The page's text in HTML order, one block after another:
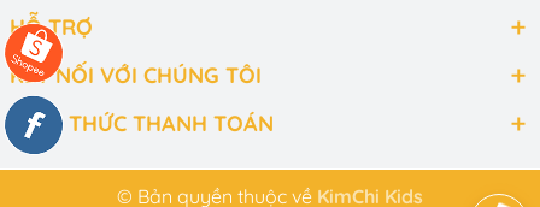
HỖ TRỢ
KẾT NỐI VỚI CHÚNG TÔI
HÌNH THỨC THANH TOÁN
© Bản quyền thuộc về KimChi Kids